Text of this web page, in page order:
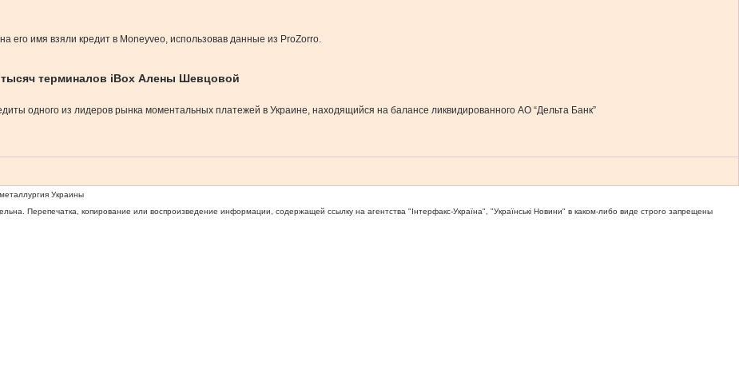
его имя взяли кредит в Moneyveo, использовав данные из ProZorro.
терминалов iBox Алены Шевцовой
одного из лидеров рынка моментальных платежей в Украине, находящийся на балансе ликвидированного АО “Дельта Банк”
Украины
Перепечатка, копирование или воспроизведение информации, содержащей ссылку на агентства "Iнтерфакс-Україна", "Українськi Новини" в каком-либо виде строго запрещены